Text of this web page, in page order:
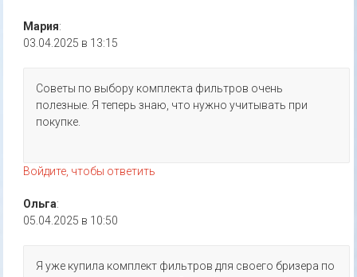
Мария:
03.04.2025 в 13:15
Советы по выбору комплекта фильтров очень
полезные. Я теперь знаю, что нужно учитывать при
покупке.
Войдите, чтобы ответить
Ольга:
05.04.2025 в 10:50
Я уже купила комплект фильтров для своего бризера по